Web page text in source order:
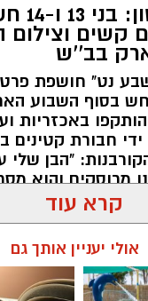
ישראל
ולוחמי
להנחית מכות על
שתי תפיסות
במסגרת פעילות
כוחות מג"ב יחד
חשוד בצומת
פרסום
קשים
בב''ש
נט" חושפת
בסוף השבוע
נערים כבני 15 הותקפו
"הבן שלי
מרוסקים והוא
ספורים: צפוי
קרא עוד
אולי יעניין אותך גם